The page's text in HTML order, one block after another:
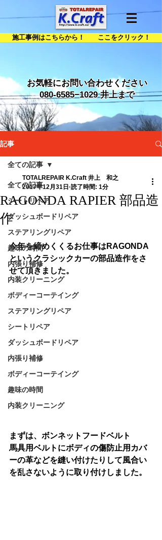
施工事例はこちらから！ ここをクリック！
お気軽にお問い合わせください
080-6585−1029 井上まで
記事
全ての記事
シートリペア
ダッシュボードリペア
ステアリングリペア
趣味の時間
内張り補修
内装クリーニング
ボディーコーテイング
ステアリングリペア
シートリペア
ダッシュボードリペア
内張り補修
ボディーコーテイング
趣味の時間
内装クリーニング
全ての記事
RAGONDA RAPIER 部品造
作
TOTALREPAIR K.Craft 井上 和之
2017年12月31日 読了時間: 1分
今年を締めくくるお仕事はRAGONDA
というクラシックカーの部品造作をさ
せて頂きました。
まずは、ボンネットフードベルト
馬具用ベルトにボディの傷防止用カバ
ーの革などを縫い付けたりして風合い
を乱さないように取り付けしました。